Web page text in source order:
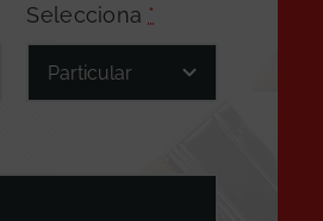
Selecciona *